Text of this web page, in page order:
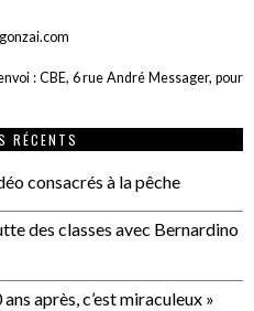
: CBE, 6 rue André Messager, pour
RÉCENTS
consacrés à la pêche
des classes avec Bernardino
après, c’est miraculeux »